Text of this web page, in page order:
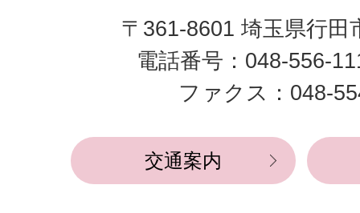
市
役
所
〒361-8601 埼玉県行田
電話番号：048-556-
ファクス：048-
交通案内